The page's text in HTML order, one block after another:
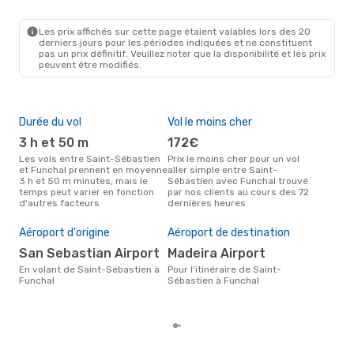
Les prix affichés sur cette page étaient valables lors des 20
derniers jours pour les périodes indiquées et ne constituent
pas un prix définitif. Veuillez noter que la disponibilité et les prix
peuvent être modifiés.
Durée du vol
3 h et 50 m
Les vols entre Saint-Sébastien
et Funchal prennent en moyenne
3 h et 50 m minutes, mais le
temps peut varier en fonction
d'autres facteurs
Vol le moins cher
172€
Prix le moins cher pour un vol
aller simple entre Saint-
Sébastien avec Funchal trouvé
par nos clients au cours des 72
dernières heures
Aéroport d'origine
San Sebastian Airport
En volant de Saint-Sébastien à
Funchal
Aéroport de destination
Madeira Airport
Pour l'itinéraire de Saint-
Sébastien à Funchal